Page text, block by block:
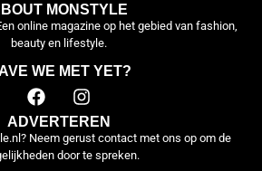
MONSTYLE
online magazine op het gebied van fashion,
beauty en lifestyle.
WE MET YET?
ADVERTEREN
Neem gerust contact met ons op om de
door te spreken.